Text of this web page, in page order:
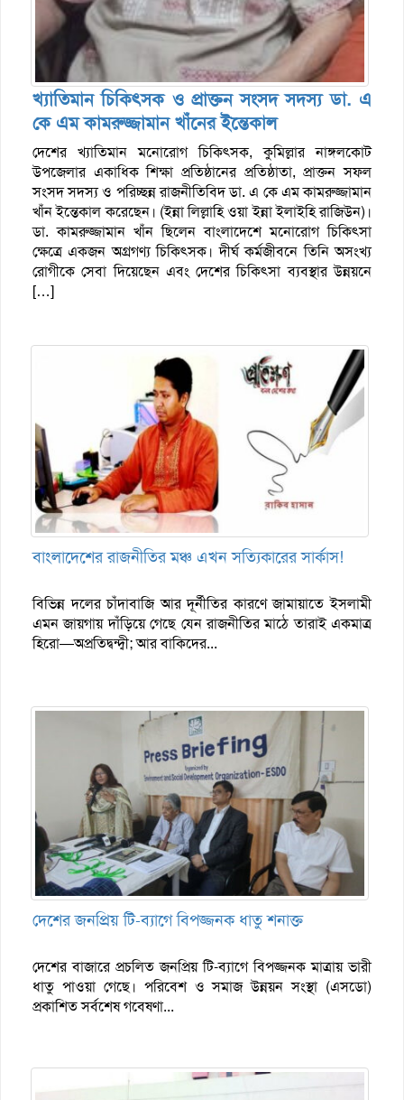
খ্যাতিমান চিকিৎসক ও প্রাক্তন সংসদ সদস্য ডা. এ
কে এম কামরুজ্জামান খাঁনের ইন্তেকাল
দেশের খ্যাতিমান মনোরোগ চিকিৎসক, কুমিল্লার নাঙ্গলকোট
উপজেলার একাধিক শিক্ষা প্রতিষ্ঠানের প্রতিষ্ঠাতা, প্রাক্তন সফল
সংসদ সদস্য ও পরিচ্ছন্ন রাজনীতিবিদ ডা. এ কে এম কামরুজ্জামান
খাঁন ইন্তেকাল করেছেন। (ইন্না লিল্লাহি ওয়া ইন্না ইলাইহি রাজিউন)।
ডা. কামরুজ্জামান খাঁন ছিলেন বাংলাদেশে মনোরোগ চিকিৎসা
ক্ষেত্রে একজন অগ্রগণ্য চিকিৎসক। দীর্ঘ কর্মজীবনে তিনি অসংখ্য
রোগীকে সেবা দিয়েছেন এবং দেশের চিকিৎসা ব্যবস্থার উন্নয়নে
[…]
বাংলাদেশের রাজনীতির মঞ্চ এখন সত্যিকারের সার্কাস!
বিভিন্ন দলের চাঁদাবাজি আর দূর্নীতির কারণে জামায়াতে ইসলামী
এমন জায়গায় দাঁড়িয়ে গেছে যেন রাজনীতির মাঠে তারাই একমাত্র
হিরো—অপ্রতিদ্বন্দ্বী; আর বাকিদের...
দেশের জনপ্রিয় টি-ব্যাগে বিপজ্জনক ধাতু শনাক্ত
দেশের বাজারে প্রচলিত জনপ্রিয় টি-ব্যাগে বিপজ্জনক মাত্রায় ভারী
ধাতু পাওয়া গেছে। পরিবেশ ও সমাজ উন্নয়ন সংস্থা (এসডো)
প্রকাশিত সর্বশেষ গবেষণা...